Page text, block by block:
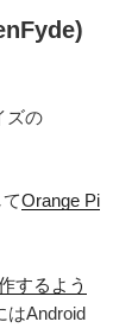
ズの
Orange Pi
するよう
はAndroid